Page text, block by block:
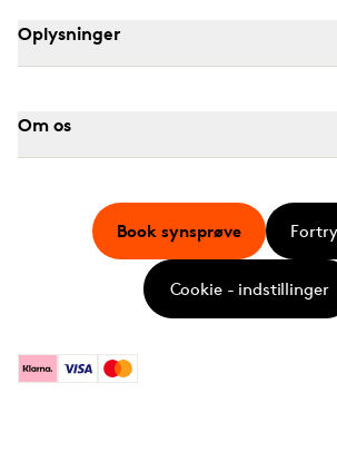
Oplysninger
Om os
KlarnaVisa Mastercard
Book synsprøve
Cookie - indstillinger